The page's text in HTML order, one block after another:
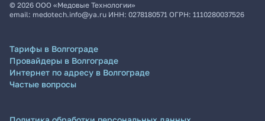
© 2026 ООО «Медовые Технологии»
email: medotech.info@ya.ru ИНН: 0278180571 ОГРН: 1110280037526
Тарифы в Волгограде
Провайдеры в Волгограде
Интернет по адресу в Волгограде
Частые вопросы